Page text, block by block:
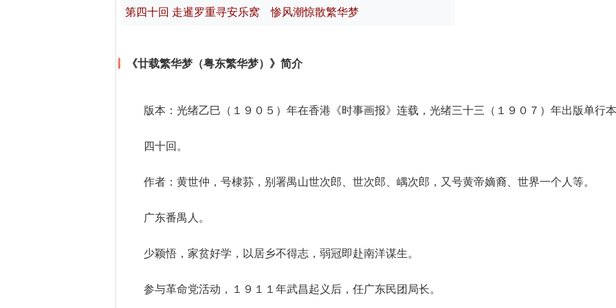
第四十回 走暹罗重寻安乐窝 惨风潮惊散繁华梦
《廿载繁华梦（粤东繁华梦）》简介
版本：光绪乙巳（１９０５）年在香港《时事画报》连载，光绪三十三（１９０７）年出版单行
四十回。
作者：黄世仲，号棣荪，别署禺山世次郎、世次郎、嵎次郎，又号黄帝嫡裔、世界一个人等。
广东番禺人。
少颖悟，家贫好学，以居乡不得志，弱冠即赴南洋谋生。
参与革命党活动，１９１１年武昌起义后，任广东民团局长。